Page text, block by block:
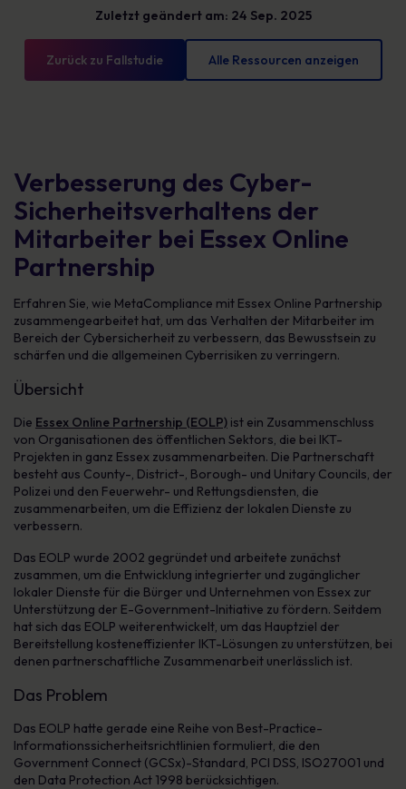
Zuletzt geändert am: 24 Sep. 2025
Zurück zu Fallstudie Alle Ressourcen anzeigen
Verbesserung des Cyber-
Sicherheitsverhaltens der
Mitarbeiter bei Essex Online
Partnership
Erfahren Sie, wie MetaCompliance mit Essex Online Partnership
zusammengearbeitet hat, um das Verhalten der Mitarbeiter im
Bereich der Cybersicherheit zu verbessern, das Bewusstsein zu
schärfen und die allgemeinen Cyberrisiken zu verringern.
Übersicht
Die Essex Online Partnership (EOLP) ist ein Zusammenschluss
von Organisationen des öffentlichen Sektors, die bei IKT-
Projekten in ganz Essex zusammenarbeiten. Die Partnerschaft
besteht aus County-, District-, Borough- und Unitary Councils, der
Polizei und den Feuerwehr- und Rettungsdiensten, die
zusammenarbeiten, um die Effizienz der lokalen Dienste zu
verbessern.
Das EOLP wurde 2002 gegründet und arbeitete zunächst
zusammen, um die Entwicklung integrierter und zugänglicher
lokaler Dienste für die Bürger und Unternehmen von Essex zur
Unterstützung der E-Government-Initiative zu fördern. Seitdem
hat sich das EOLP weiterentwickelt, um das Hauptziel der
Bereitstellung kosteneffizienter IKT-Lösungen zu unterstützen, bei
denen partnerschaftliche Zusammenarbeit unerlässlich ist.
Das Problem
Das EOLP hatte gerade eine Reihe von Best-Practice-
Informationssicherheitsrichtlinien formuliert, die den
Government Connect (GCSx)-Standard, PCI DSS, ISO27001 und
den Data Protection Act 1998 berücksichtigen.